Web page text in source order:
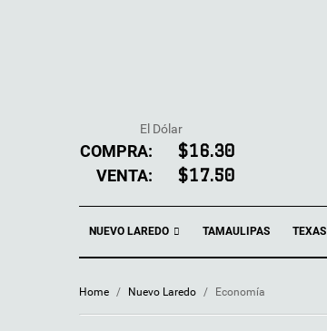
El Dólar
COMPRA: $16.30
VENTA: $17.50
NUEVO LAREDO TAMAULIPAS TEXAS
Home / Nuevo Laredo / Economía